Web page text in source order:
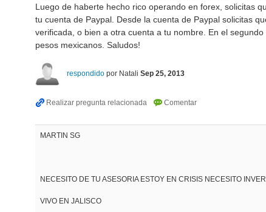
Luego de haberte hecho rico operando en forex, solicitas
tu cuenta de Paypal. Desde la cuenta de Paypal solicitas
verificada, o bien a otra cuenta a tu nombre. En el
pesos mexicanos. Saludos!
respondido por Natali Sep 25, 2013
MARTIN SG
NECESITO DE TU ASESORIA ESTOY EN CRISIS NECESITO
VIVO EN JALISCO